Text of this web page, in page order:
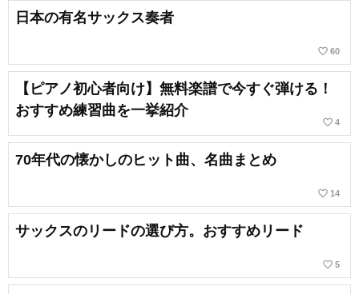
日本の有名サックス奏者
favorite_border 60
【ピアノ初心者向け】無料楽譜で今すぐ弾ける！
おすすめ練習曲を一挙紹介
favorite_border 4
70年代の懐かしのヒット曲、名曲まとめ
favorite_border 14
サックスのリードの選び方。おすすめリード
favorite_border 5